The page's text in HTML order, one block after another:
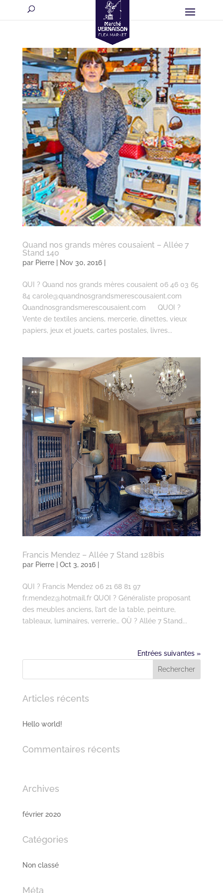
Quand nos grands mères cousaient – Allée 7
Stand 140
par Pierre| Nov 30, 2016 |
QUI ? Quand nos grands mères cousaient 06 46 03 65
84 carole@quandnosgrandsmerescousaient.com
Quandnosgrandsmerescousaient.com QUOI ?
Vente de textiles anciens, mercerie, dinettes, vieux
papiers, jeux et jouets, cartes postales, livres...
Francis Mendez – Allée 7 Stand 128bis
par Pierre| Oct 3, 2016 |
QUI ? Francis Mendez 06 21 68 81 97
fr.mendez@hotmail.fr QUOI ? Généraliste proposant
des meubles anciens, l’art de la table, peinture,
tableaux, luminaires, verrerie… OÙ ? Allée 7 Stand...
Entrées suivantes »
Articles récents
Hello world!
Commentaires récents
Archives
février 2020
Catégories
Non classé
Méta